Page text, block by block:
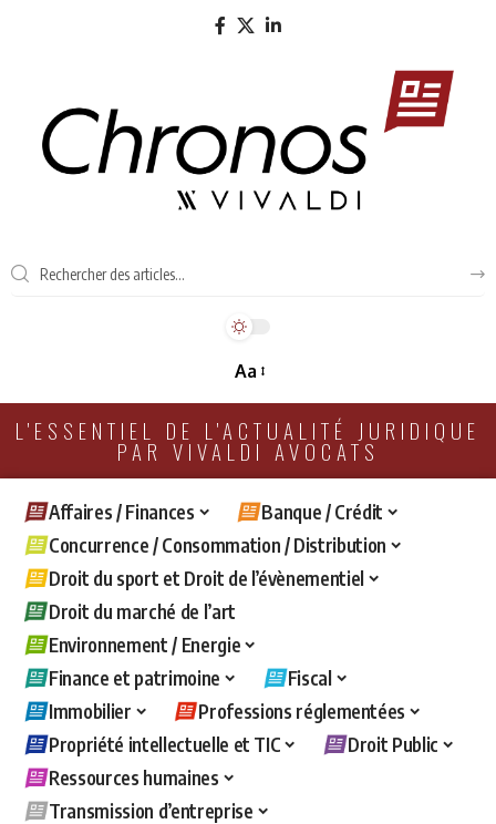
Aa
L'ESSENTIEL DE L'ACTUALITÉ JURIDIQUE
PAR VIVALDI AVOCATS
Affaires / Finances
Banque / Crédit
Concurrence / Consommation / Distribution
Droit du sport et Droit de l’évènementiel
Droit du marché de l’art
Environnement / Energie
Finance et patrimoine
Fiscal
Immobilier
Professions réglementées
Propriété intellectuelle et TIC
Droit Public
Ressources humaines
Transmission d’entreprise